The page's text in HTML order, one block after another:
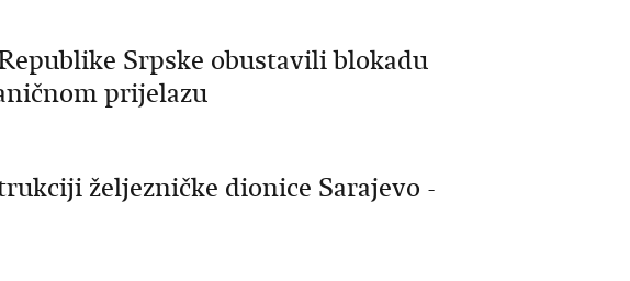
Srpske obustavili blokadu
prijelazu
željezničke dionice Sarajevo -